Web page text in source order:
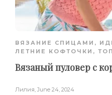
ВЯЗАНИЕ СПИЦАМИ ,
ЛЕТНИЕ КОФТОЧКИ,
Вязаный пуловер с
Лилия, June 24, 2024